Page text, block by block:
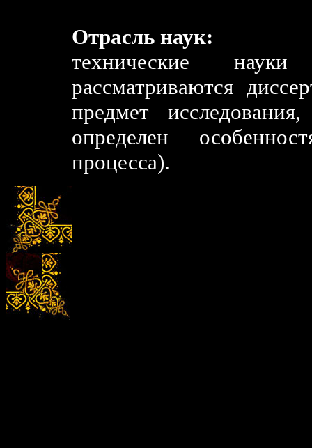
Отрасль наук:
технические
рассматриваются
предмет
определен
процесса).